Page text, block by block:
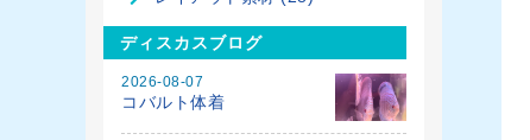
ディスカスブログ
2026-08-07
コバルト体着